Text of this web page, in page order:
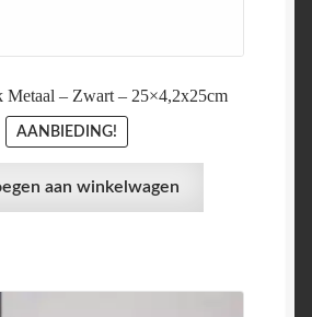
Metaal – Zwart – 25×4,2x25cm
AANBIEDING!
aan winkelwagen